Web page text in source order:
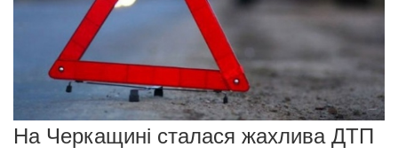
На Черкащині сталася жахлива ДТП